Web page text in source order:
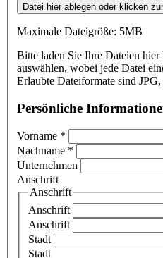
Datei hier ablegen oder klicken
Maximale Dateigröße: 5MB
Bitte laden Sie Ihre Dateien
auswählen, wobei jede Datei
Erlaubte Dateiformate sind
Persönliche
Vorname *
Nachname *
Unternehmen
Anschrift
Anschrift
Anschrift
Anschrift
Stadt
Stadt